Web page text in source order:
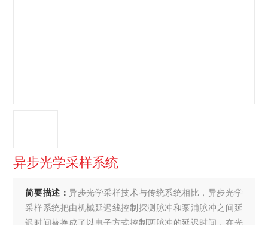
异步光学采样系统
简要描述：异步光学采样技术与传统系统相比，异步光学
采样系统把由机械延迟线控制探测脉冲和泵浦脉冲之间延
迟时间替换成了以电子方式控制两脉冲的延迟时间，在光